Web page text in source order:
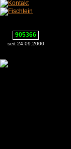
905366
seit 24.09.2000